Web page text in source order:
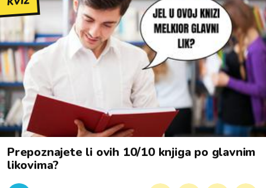
Prepoznajete li ovih 10/10 knjiga po glavnim
likovima?